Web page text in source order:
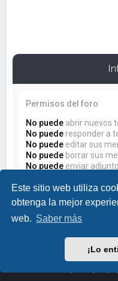
Este sitio web utiliza
obtenga la mejor
web. Saber más
¡Lo
Permisos del foro
No puede abrir nuevos
No puede responder a
No puede editar sus
No puede borrar sus
No puede enviar
phpBB